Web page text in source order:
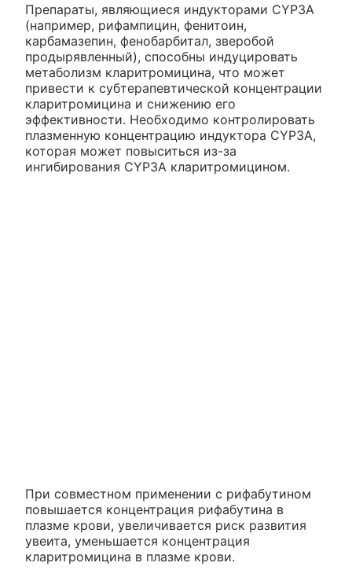
Препараты, являющиеся индукторами CYP3A
(например, рифампицин, фенитоин,
карбамазепин, фенобарбитал, зверобой
продырявленный), способны индуцировать
метаболизм кларитромицина, что может
привести к субтерапевтической концентрации
кларитромицина и снижению его
эффективности. Необходимо контролировать
плазменную концентрацию индуктора CYP3A,
которая может повыситься из-за
ингибирования CYP3A кларитромицином.
При совместном применении с рифабутином
повышается концентрация рифабутина в
плазме крови, увеличивается риск развития
увеита, уменьшается концентрация
кларитромицина в плазме крови.